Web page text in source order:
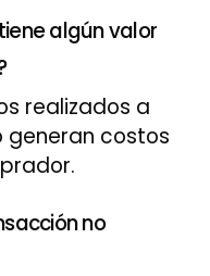
algún valor
realizados a
generan costos
no